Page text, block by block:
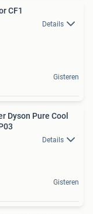
CF1
Details
Gisteren
Dyson Pure Cool
Details
Gisteren